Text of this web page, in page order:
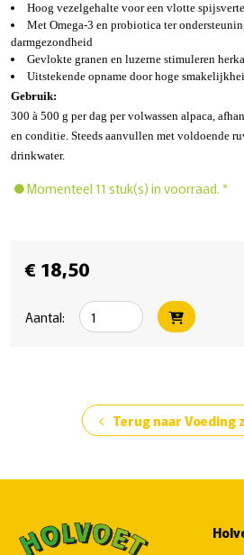
Hoog vezelgehalte voor een vlotte
Met Omega-3 en probiotica ter
darmgezondheid
Gevlokte granen en luzerne stimuleren
Uitstekende opname door hoge
Gebruik:
300 à 500 g per dag per volwassen alpaca,
en conditie. Steeds aanvullen met voldoende
drinkwater.
Momenteel 11 stuk(s) in voorraad. *
€ 18,50
Aantal:
chevron_left Terug naar Voeding